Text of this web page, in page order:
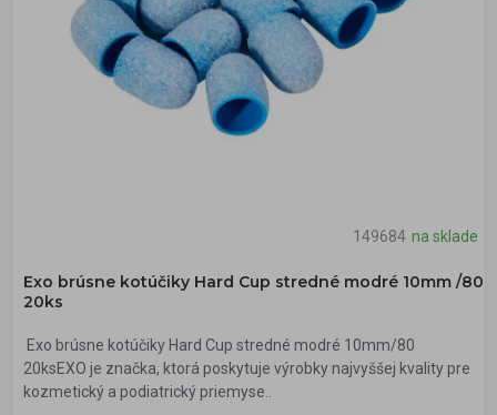
149684 na sklade
Exo brúsne kotúčiky Hard Cup stredné modré 10mm /80
20ks
Exo brúsne kotúčiky Hard Cup stredné modré 10mm/80
20ksEXO je značka, ktorá poskytuje výrobky najvyššej kvality pre
kozmetický a podiatrický priemyse..